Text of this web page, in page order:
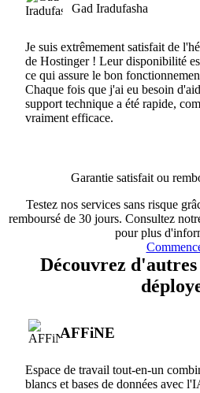
Gad Iradufasha
Je suis extrêmement satisfait de
de Hostinger ! Leur disponibilité
ce qui assure le bon
Chaque fois que j'ai eu besoin
support technique a été rapide,
vraiment efficace.
Garantie satisfait ou
Testez nos services sans risque
remboursé de 30 jours. Consultez
pour plus
Découvrez
AFFiNE
Espace de travail tout-en-un
blancs et bases de données avec